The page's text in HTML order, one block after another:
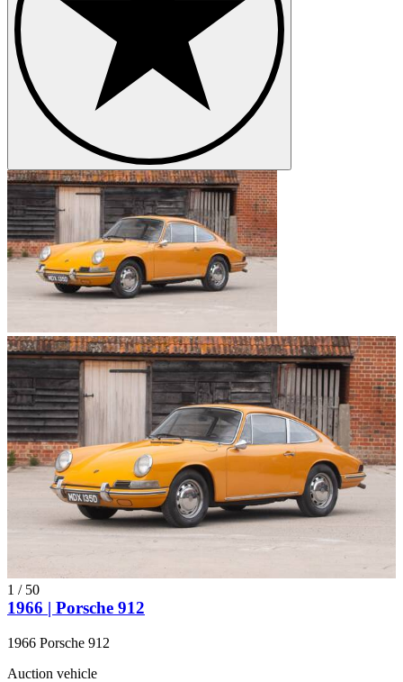
1 / 50
1966 | Porsche 912
1966 Porsche 912
Auction vehicle